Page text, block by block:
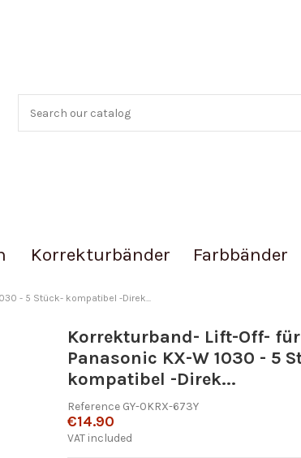
Korrekturbänder Farbbänder
- 5 Stück- kompatibel -Direk...
Korrekturband- Lift-Off- für
Panasonic KX-W 1030 - 5
kompatibel -Direk...
Reference GY-0KRX-673Y
€14.90
VAT included